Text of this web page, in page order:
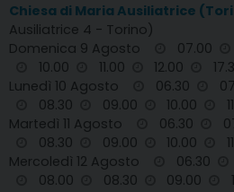
Chiesa di Maria Ausiliatrice
Ausiliatrice 4 - Torino)
Domenica 9 Agosto
07.00
10.00
11.00 12.00
Lunedì 10 Agosto
06.30
08.30
09.00 10.00
Martedì 11 Agosto
06.30
08.30
09.00 10.00
Mercoledì 12 Agosto
06.30
08.00
08.30 09.00